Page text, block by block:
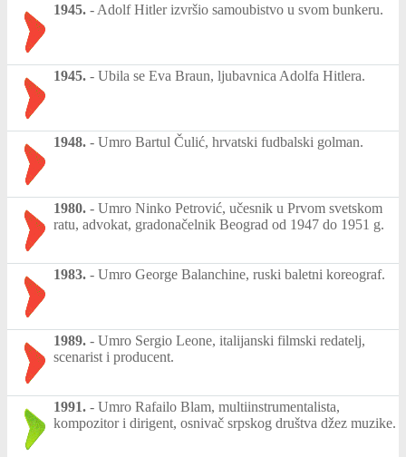
1945. - Adolf Hitler izvršio samoubistvo u svom bunkeru.
1945. - Ubila se Eva Braun, ljubavnica Adolfa Hitlera.
1948. - Umro Bartul Čulić, hrvatski fudbalski golman.
1980. - Umro Ninko Petrović, učesnik u Prvom svetskom
ratu, advokat, gradonačelnik Beograd od 1947 do 1951 g.
1983. - Umro George Balanchine, ruski baletni koreograf.
1989. - Umro Sergio Leone, italijanski filmski redatelj,
scenarist i producent.
1991. - Umro Rafailo Blam, multiinstrumentalista,
kompozitor i dirigent, osnivač srpskog društva džez muzike.